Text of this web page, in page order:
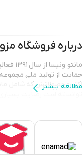
درباره فروشگاه
مانتو
حمایت از تولید ملی
توانسته است رضایت
مطالعه بیشتر